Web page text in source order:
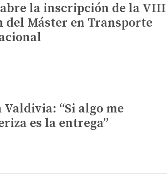
abre la inscripción de la VIII
del Máster en Transporte
Valdivia: “Si algo me
es la entrega”